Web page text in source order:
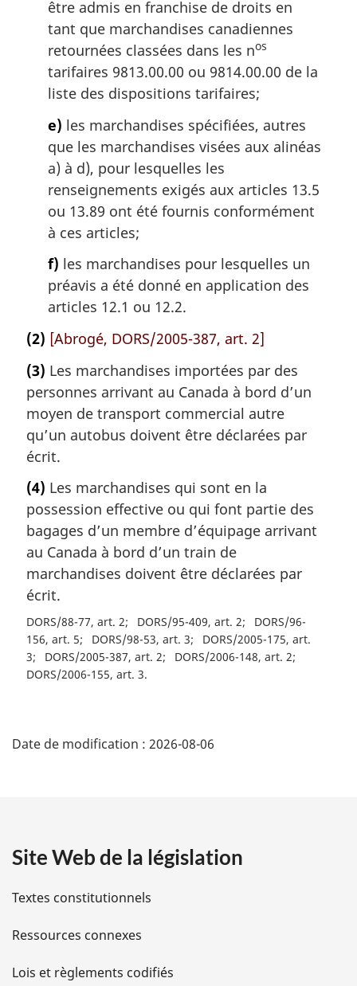
être admis en franchise de droits en
tant que marchandises canadiennes
retournées classées dans les nos
tarifaires 9813.00.00 ou 9814.00.00 de la
liste des dispositions tarifaires;
e) les marchandises spécifiées, autres
que les marchandises visées aux alinéas
a) à d), pour lesquelles les
renseignements exigés aux articles 13.5
ou 13.89 ont été fournis conformément
à ces articles;
f) les marchandises pour lesquelles un
préavis a été donné en application des
articles 12.1 ou 12.2.
(2) [Abrogé, DORS/2005-387, art. 2]
(3) Les marchandises importées par des
personnes arrivant au Canada à bord d’un
moyen de transport commercial autre
qu’un autobus doivent être déclarées par
écrit.
(4) Les marchandises qui sont en la
possession effective ou qui font partie des
bagages d’un membre d’équipage arrivant
au Canada à bord d’un train de
marchandises doivent être déclarées par
écrit.
DORS/88-77, art. 2 DORS/95-409, art. 2
DORS/96-
156, art. 5
DORS/98-53, art. 3
DORS/2005-175, art.
3
DORS/2005-387, art. 2
DORS/2006-148, art. 2
DORS/2006-155, art. 3
é
i
l
s
d
Date de modification : 2026-08-06
Site Web de la législation
Textes constitutionnels
Ressources connexes
Lois et règlements codifiés